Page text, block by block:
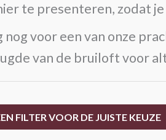
te presenteren, zodat
nog voor een van onze
van de bruiloft voor
FILTER VOOR DE JUISTE KEUZE